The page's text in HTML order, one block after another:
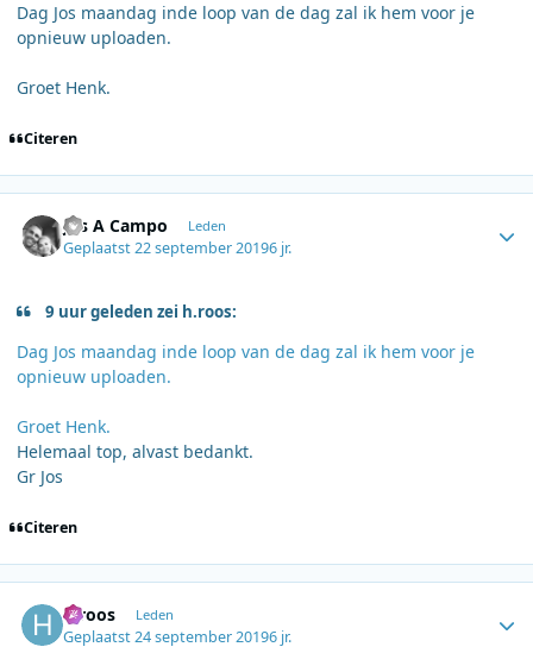
Dag Jos maandag inde loop van de dag zal ik hem voor je
opnieuw uploaden.
Groet Henk.
Citeren
Jos A Campo Leden
Geplaatst22 september 20196 jr.
9 uur geleden zei h.roos:
Dag Jos maandag inde loop van de dag zal ik hem voor je
opnieuw uploaden.
Groet Henk.
Helemaal top, alvast bedankt.
Gr Jos
Citeren
h.roos Leden
Geplaatst24 september 20196 jr.